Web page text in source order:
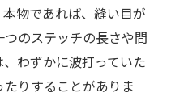
物であれば、縫い目が
のステッチの長さや間
わずかに波打っていた
りすることがありま